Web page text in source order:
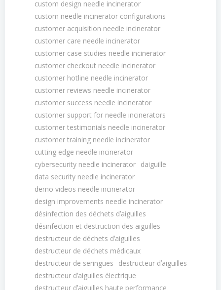
custom design needle incinerator
custom needle incinerator configurations
customer acquisition needle incinerator
customer care needle incinerator
customer case studies needle incinerator
customer checkout needle incinerator
customer hotline needle incinerator
customer reviews needle incinerator
customer success needle incinerator
customer support for needle incinerators
customer testimonials needle incinerator
customer training needle incinerator
cutting edge needle incinerator
cybersecurity needle incinerator daiguille
data security needle incinerator
demo videos needle incinerator
design improvements needle incinerator
désinfection des déchets dʼaiguilles
désinfection et destruction des aiguilles
destructeur de déchets dʼaiguilles
destructeur de déchets médicaux
destructeur de seringues
destructeur dʼaiguilles
destructeur dʼaiguilles électrique
destructeur dʼaiguilles haute performance